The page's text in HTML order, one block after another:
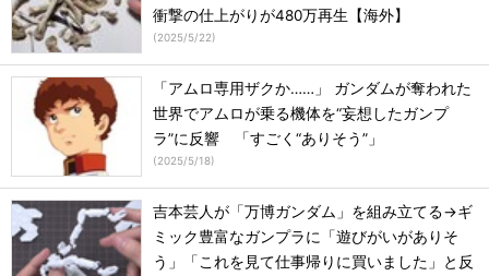
衝撃の仕上がりが480万再生【海外】
(2025/5/22)
「アムロ専用ザクか……」 ガンダムが奪われた
世界でアムロが乗る機体を“妄想したガンプ
ラ”に反響 「すごく“ありそう”」
(2025/5/18)
吉本芸人が「万博ガンダム」を組み立てる→ギ
ミック豊富なガンプラに「遊びがいがありそ
う」「これを見て仕事帰りに買いました」と反